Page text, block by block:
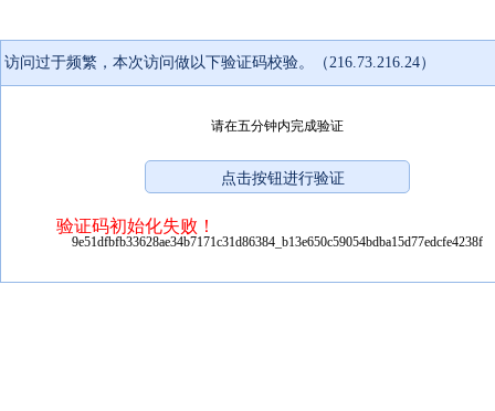
访问过于频繁，本次访问做以下验证码校验。（216.73.216.24）
请在五分钟内完成验证
验证码初始化失败！
9e51dfbfb33628ae34b7171c31d86384_b13e650c59054bdba15d77edcfe4238f